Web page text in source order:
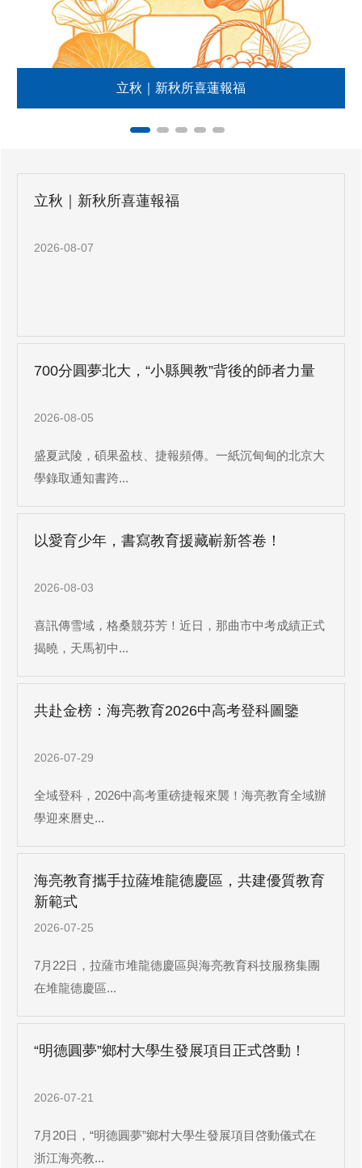
立秋｜新秋所喜蓮報福
立秋｜新秋所喜蓮報福
2026-08-07
700分圓夢北大，“小縣興教”背後的師者力量
2026-08-05
盛夏武陵，碩果盈枝、捷報頻傳。一紙沉甸甸的北京大
學錄取通知書跨...
以愛育少年，書寫教育援藏嶄新答卷！
2026-08-03
喜訊傳雪域，格桑競芬芳！近日，那曲市中考成績正式
揭曉，天馬初中...
共赴金榜：海亮教育2026中高考登科圖鑒
2026-07-29
全域登科，2026中高考重磅捷報來襲！海亮教育全域辦
學迎來曆史...
海亮教育攜手拉薩堆龍德慶區，共建優質教育
新範式
2026-07-25
7月22日，拉薩市堆龍德慶區與海亮教育科技服務集團
在堆龍德慶區...
“明德圓夢”鄉村大學生發展項目正式啓動！
2026-07-21
7月20日，“明德圓夢”鄉村大學生發展項目啓動儀式在
浙江海亮教...